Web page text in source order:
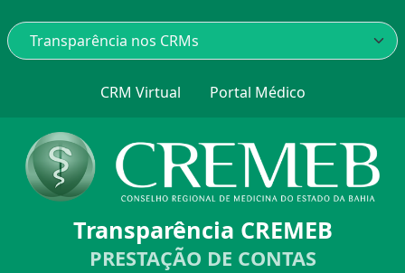
CRM Virtual Portal Médico
Transparência CREMEB
PRESTAÇÃO DE CONTAS